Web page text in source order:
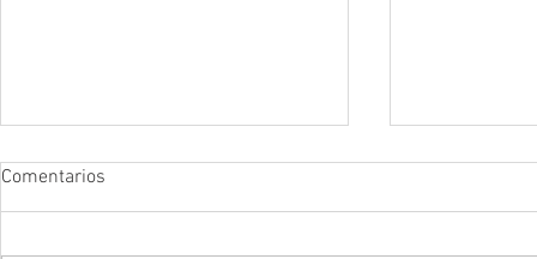
Comentarios